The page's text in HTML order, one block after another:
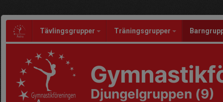
Tävlingsgrupper Träningsgrupper
Djungelgruppen (9)